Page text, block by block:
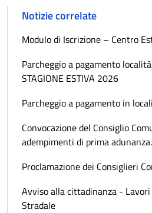
Notizie correlate
Modulo di Iscrizione – Centro
Parcheggio a pagamento
STAGIONE ESTIVA 2026
Parcheggio a pagamento in
Convocazione del Consiglio
adempimenti di prima adunanza.
Proclamazione dei Consiglieri
Avviso alla cittadinanza -
Stradale